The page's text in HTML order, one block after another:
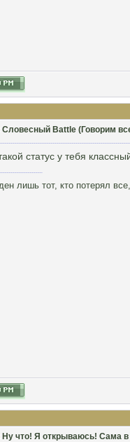
Словесный Battle (Говорим
статус у тебя
лишь тот, кто потерял
Ну что! Я открываюсь! Сама